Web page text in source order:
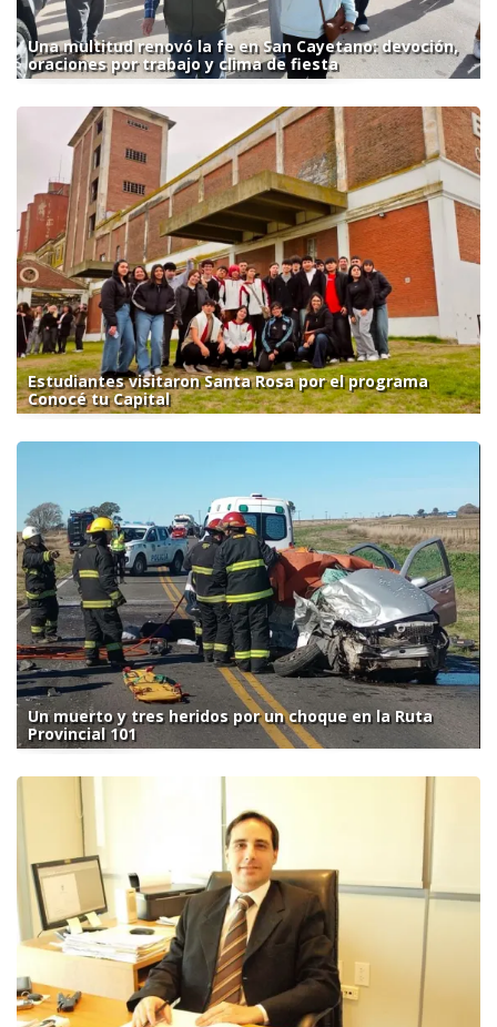
Una multitud renovó la fe en San Cayetano: devoción,
oraciones por trabajo y clima de fiesta
Estudiantes visitaron Santa Rosa por el programa
Conocé tu Capital
Un muerto y tres heridos por un choque en la Ruta
Provincial 101